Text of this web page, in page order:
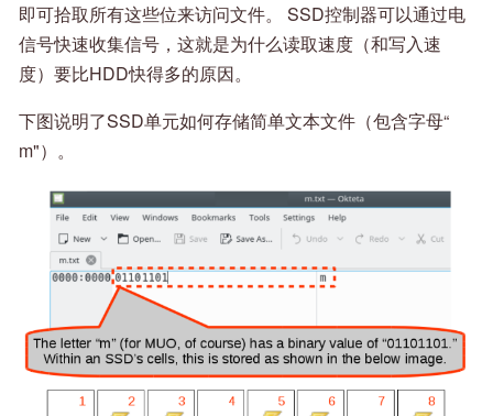
即可拾取所有这些位来访问文件。 SSD控制器可以通过电
信号快速收集信号，这就是为什么读取速度（和写入速
度）要比HDD快得多的原因。
下图说明了SSD单元如何存储简单文本文件（包含字母“
m"）。